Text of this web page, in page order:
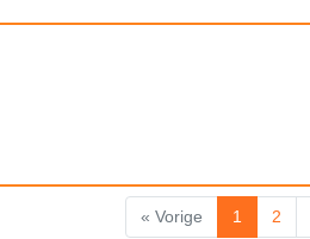
« Vorige 1 2